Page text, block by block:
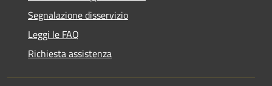
Segnalazione disservizio
Leggi le FAQ
Richiesta assistenza